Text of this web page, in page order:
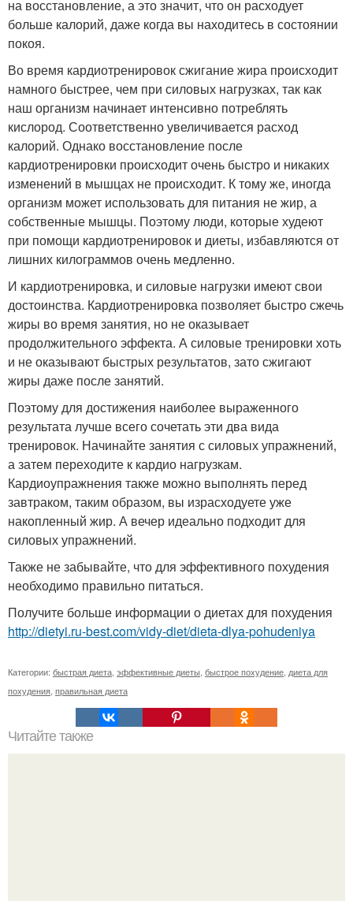
на восстановление, а это значит, что он расходует
больше калорий, даже когда вы находитесь в состоянии
покоя.
Во время кардиотренировок сжигание жира происходит
намного быстрее, чем при силовых нагрузках, так как
наш организм начинает интенсивно потреблять
кислород. Соответственно увеличивается расход
калорий. Однако восстановление после
кардиотренировки происходит очень быстро и никаких
изменений в мышцах не происходит. К тому же, иногда
организм может использовать для питания не жир, а
собственные мышцы. Поэтому люди, которые худеют
при помощи кардиотренировок и диеты, избавляются от
лишних килограммов очень медленно.
И кардиотренировка, и силовые нагрузки имеют свои
достоинства. Кардиотренировка позволяет быстро сжечь
жиры во время занятия, но не оказывает
продолжительного эффекта. А силовые тренировки хоть
и не оказывают быстрых результатов, зато сжигают
жиры даже после занятий.
Поэтому для достижения наиболее выраженного
результата лучше всего сочетать эти два вида
тренировок. Начинайте занятия с силовых упражнений,
а затем переходите к кардио нагрузкам.
Кардиоупражнения также можно выполнять перед
завтраком, таким образом, вы израсходуете уже
накопленный жир. А вечер идеально подходит для
силовых упражнений.
Также не забывайте, что для эффективного похудения
необходимо правильно питаться.
Получите больше информации о диетах для похудения
http://dietyi.ru-best.com/vidy-diet/dieta-dlya-pohudeniya
Категории: быстрая диета эффективные диеты быстрое похудение диета для
похудения правильная диета
Читайте также